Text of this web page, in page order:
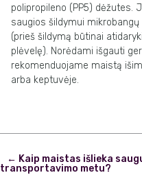
polipropileno (PP5) dėžutes.
saugios šildymui
(prieš šildymą būtinai
plėvelę). Norėdami išgauti
rekomenduojame maistą
arba keptuvėje.
Post
navigation
← Kaip maistas išlieka
transportavimo metu?